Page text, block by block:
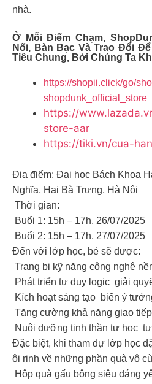
nhà.
Ở Mỗi Điểm Chạm,
Nối, Bàn Bạc Và Trao Đổi
Tiêu Chung, Bởi Chúng Ta
https://shopii.click/go/
shopdunk_official_store
https://
store-aar
https://tiki.vn/cua-
Địa điểm: Đại học Bách Khoa
Nghĩa, Hai Bà Trưng, Hà Nội
Thời gian:
Buổi 1: 15h – 17h, 26/07/2025
Buổi 2: 15h – 17h, 27/07/2025
Đến với lớp học, bé sẽ được:
Trang bị kỹ năng công nghệ
Phát triển tư duy logic giải
Kích hoạt sáng tạo biến ý
Tăng cường khả năng giao
Nuôi dưỡng tinh thần tự học
Đặc biệt, khi tham dự lớp học
ội rinh về những phần quà vô
Hộp quà gấu bông siêu đáng